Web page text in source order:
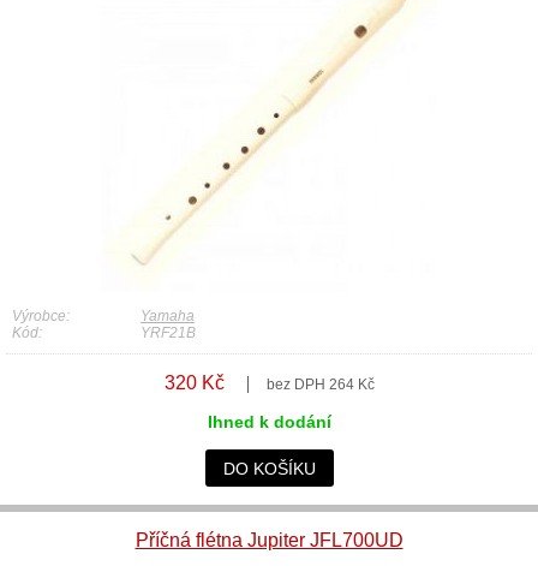
Výrobce:
Yamaha
Kód:
YRF21B
320 Kč bez DPH 264 Kč
Ihned k dodání
DO KOŠÍKU
Příčná flétna Jupiter JFL700UD